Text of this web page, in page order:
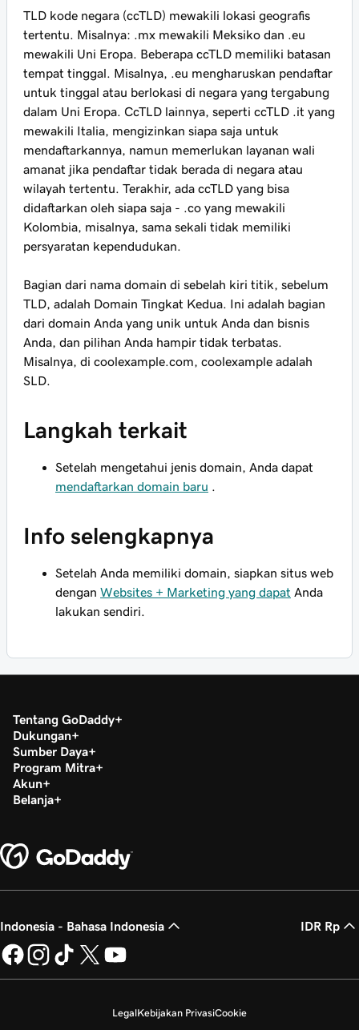
TLD kode negara (ccTLD) mewakili lokasi geografis
tertentu. Misalnya: .mx mewakili Meksiko dan .eu
mewakili Uni Eropa. Beberapa ccTLD memiliki batasan
tempat tinggal. Misalnya, .eu mengharuskan pendaftar
untuk tinggal atau berlokasi di negara yang tergabung
dalam Uni Eropa. CcTLD lainnya, seperti ccTLD .it yang
mewakili Italia, mengizinkan siapa saja untuk
mendaftarkannya, namun memerlukan layanan wali
amanat jika pendaftar tidak berada di negara atau
wilayah tertentu. Terakhir, ada ccTLD yang bisa
didaftarkan oleh siapa saja - .co yang mewakili
Kolombia, misalnya, sama sekali tidak memiliki
persyaratan kependudukan.
Bagian dari nama domain di sebelah kiri titik, sebelum
TLD, adalah Domain Tingkat Kedua. Ini adalah bagian
dari domain Anda yang unik untuk Anda dan bisnis
Anda, dan pilihan Anda hampir tidak terbatas.
Misalnya, di coolexample.com, coolexample adalah
SLD.
Langkah terkait
Setelah mengetahui jenis domain, Anda dapat
mendaftarkan domain baru .
Info selengkapnya
Setelah Anda memiliki domain, siapkan situs web
dengan Websites + Marketing yang dapat Anda
lakukan sendiri.
Tentang GoDaddy
Dukungan
Sumber Daya
Program Mitra
Akun
Belanja
Indonesia - Bahasa Indonesia IDR Rp
LegalKebijakan PrivasiCookie